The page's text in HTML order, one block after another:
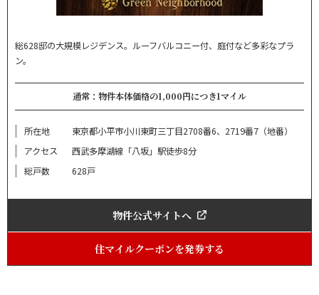
総628邸の大規模レジデンス。ルーフバルコニー付、庭付など多彩なプラ
ン。
通常：物件本体価格の1,000円につき1マイル
所在地
東京都小平市小川東町三丁目2708番6、2719番7（地番）
アクセス
西武多摩湖線「八坂」駅徒歩8分
総戸数
628戸
物件公式サイトへ
住マイルクーポンを発券する